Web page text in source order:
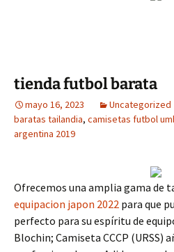
tienda futbol barata
mayo 16, 2023 Uncategorized
baratas tailandia, camisetas futbol
argentina 2019
Ofrecemos una amplia gama de
equipacion japon 2022 para que
perfecto para su espíritu de
Blochin; Camiseta CCCP (URSS)